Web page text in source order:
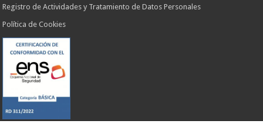
Registro de Actividades y Tratamiento de Datos Personales
Política de Cookies